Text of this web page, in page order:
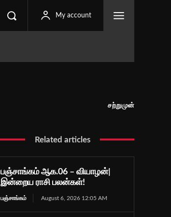
My account
சற்றுமுன்
Related articles
பஞ்சாங்கம் ஆக.06 – வியாழன்|
இன்றைய ராசி பலன்கள்!
பஞ்சாங்கம் August 6, 2026 12:05 AM